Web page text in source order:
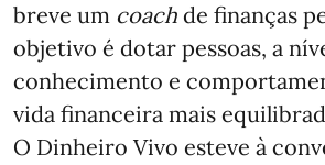
breve um coach de finanças
objetivo é dotar pessoas, a
conhecimento e
vida financeira mais
O Dinheiro Vivo esteve à